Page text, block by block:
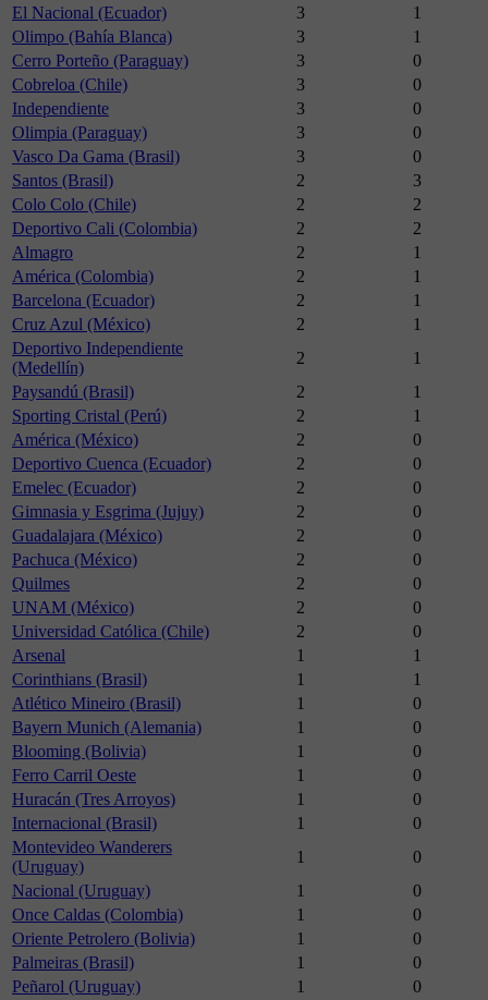
El Nacional (Ecuador)
3
1
Olimpo (Bahía Blanca)
3
1
Cerro Porteño (Paraguay)
3
0
Cobreloa (Chile)
3
0
Independiente
3
0
Olimpia (Paraguay)
3
0
Vasco Da Gama (Brasil)
3
0
Santos (Brasil)
2
3
Colo Colo (Chile)
2
2
Deportivo Cali (Colombia)
2
2
Almagro
2
1
América (Colombia)
2
1
Barcelona (Ecuador)
2
1
Cruz Azul (México)
2
1
Deportivo Independiente
(Medellín)
2
1
Paysandú (Brasil)
2
1
Sporting Cristal (Perú)
2
1
América (México)
2
0
Deportivo Cuenca (Ecuador)
2
0
Emelec (Ecuador)
2
0
Gimnasia y Esgrima (Jujuy)
2
0
Guadalajara (México)
2
0
Pachuca (México)
2
0
Quilmes
2
0
UNAM (México)
2
0
Universidad Católica (Chile)
2
0
Arsenal
1
1
Corinthians (Brasil)
1
1
Atlético Mineiro (Brasil)
1
0
Bayern Munich (Alemania)
1
0
Blooming (Bolivia)
1
0
Ferro Carril Oeste
1
0
Huracán (Tres Arroyos)
1
0
Internacional (Brasil)
1
0
Montevideo Wanderers
(Uruguay)
1
0
Nacional (Uruguay)
1
0
Once Caldas (Colombia)
1
0
Oriente Petrolero (Bolivia)
1
0
Palmeiras (Brasil)
1
0
Peñarol (Uruguay)
1
0